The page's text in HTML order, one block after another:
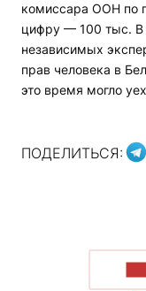
комиссара ООН по
цифру — 100 тыс. В
независимых
прав человека в
это время могло
ПОДЕЛИТЬСЯ: